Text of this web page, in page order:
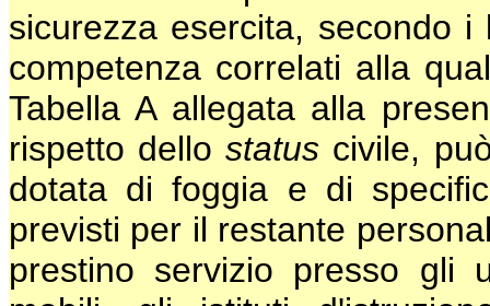
sicurezza esercita, secondo
competenza correlati alla
Tabella A allegata alla
rispetto dellostatus civile,
dotata di foggia e di
previsti per il restante
prestino servizio presso gli